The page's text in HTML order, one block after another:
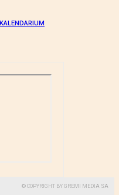
KALENDARIUM
© COPYRIGHT BY GREMI MEDIA SA